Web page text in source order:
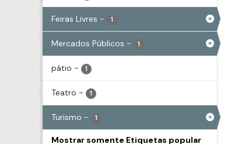
Feiras Livres - 1
Mercados Públicos - 1
pátio - 1
Teatro - 1
Turismo - 1
Mostrar somente Etiquetas popular